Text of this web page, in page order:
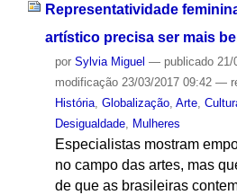
Representatividade
artístico precisa ser mais
por Sylvia Miguel — publicado21/
modificação23/03/2017 09:42 —
História, Globalização, Arte,
Desigualdade, Mulheres
Especialistas mostram
no campo das artes, mas
de que as brasileiras